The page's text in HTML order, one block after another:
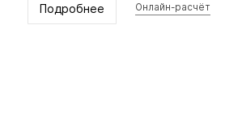
Подробнее Онлайн-расчёт